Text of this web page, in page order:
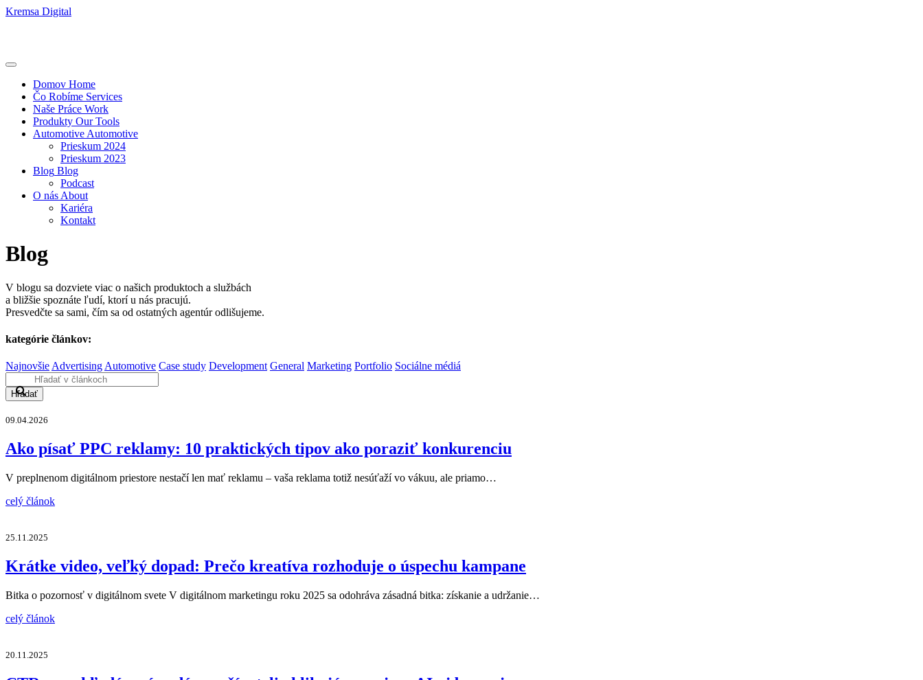
Kremsa Digital
Domov Home
Čo Robíme Services
Naše Práce Work
Produkty Our Tools
Automotive Automotive
Prieskum 2024
Prieskum 2023
Blog Blog
Podcast
O nás About
Kariéra
Kontakt
Blog
V blogu sa dozviete viac o našich produktoch a službách
a bližšie spoznáte ľudí, ktorí u nás pracujú.
Presvedčte sa sami, čím sa od ostatných agentúr odlišujeme.
kategórie článkov:
NajnovšieAdvertisingAutomotive Case study Development General Marketing Portfolio Sociálne médiá
Hľadať
09.04.2026
Ako písať PPC reklamy: 10 praktických tipov ako poraziť konkurenciu
V preplnenom digitálnom priestore nestačí len mať reklamu – vaša reklama totiž nesúťaží vo vákuu, ale priamo…
celý článok
25.11.2025
Krátke video, veľký dopad: Prečo kreatíva rozhoduje o úspechu kampane
Bitka o pozornosť v digitálnom svete V digitálnom marketingu roku 2025 sa odohráva zásadná bitka: získanie a udržanie…
celý článok
20.11.2025